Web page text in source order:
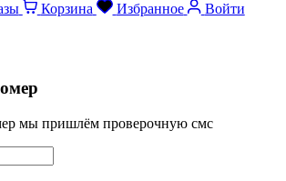
Корзина Избранное Войти
мы пришлём проверочную смс